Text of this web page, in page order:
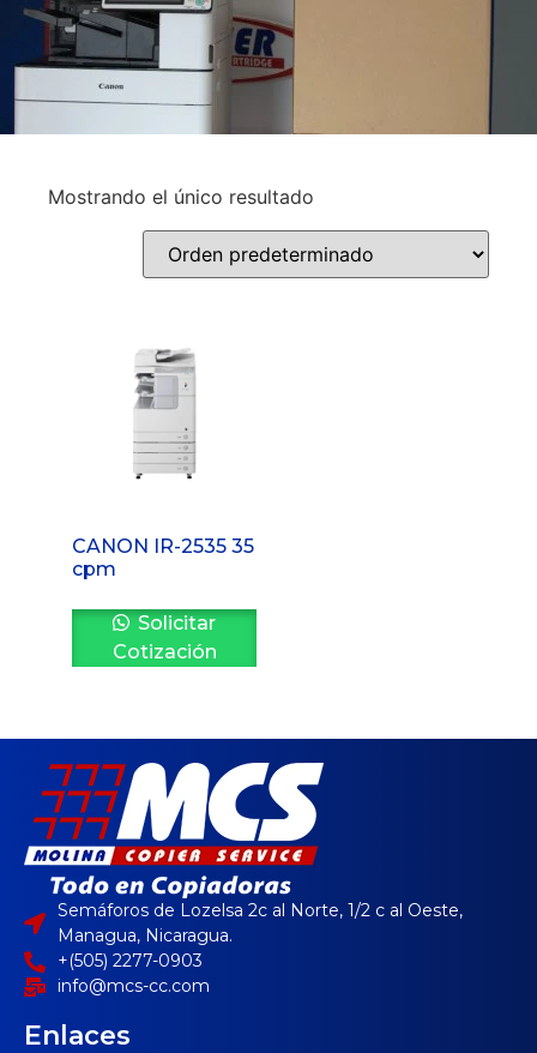
Mostrando el único resultado
CANON IR-2535 35
cpm
Solicitar
Cotización
Semáforos de Lozelsa 2c al Norte, 1/2 c al Oeste,
Managua, Nicaragua.
+(505) 2277-0903
info@mcs-cc.com
Enlaces